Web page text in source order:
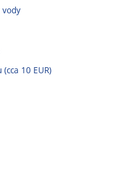
vody
10 EUR)